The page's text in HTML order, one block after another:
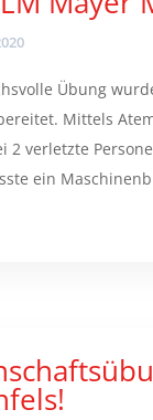
Übung
Mittels
2 verletzte
ein